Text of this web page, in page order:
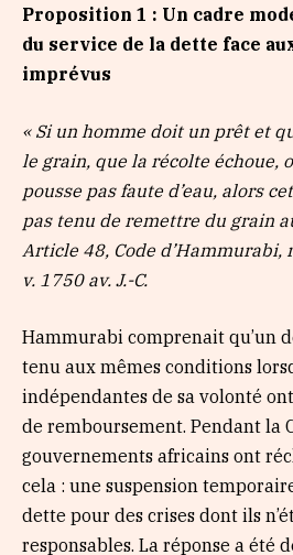
Proposition 1 : Un cadre
du service de la dette face
imprévus
« Si un homme doit un prêt et
le grain, que la récolte échoue,
pousse pas faute d’eau, alors
pas tenu de remettre du grain
Article 48, Code d’Hammurabi,
v. 1750 av. J.-C.
Hammurabi comprenait qu’un
tenu aux mêmes conditions
indépendantes de sa volonté
de remboursement. Pendant la
gouvernements africains ont
cela : une suspension
dette pour des crises dont ils
responsables. La réponse a été